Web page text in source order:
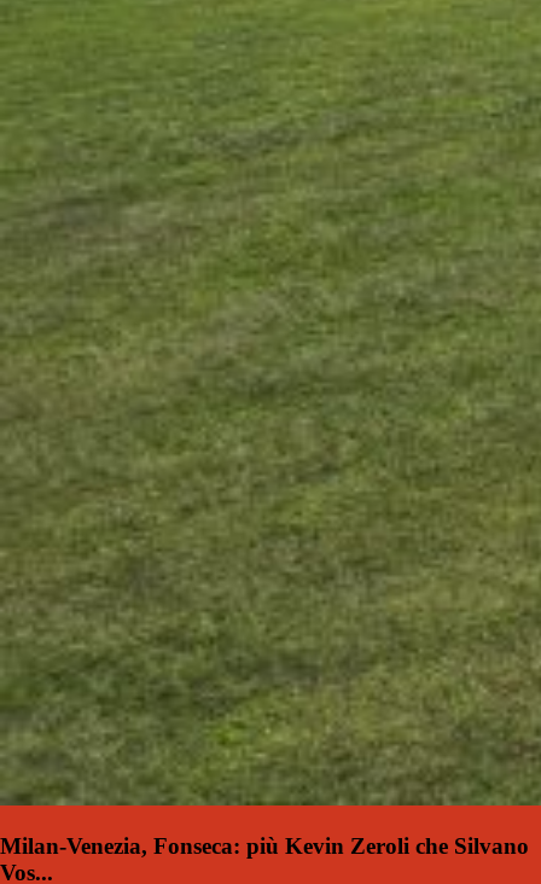
Milan-Venezia, Fonseca: più Kevin Zeroli che Silvano
Vos...